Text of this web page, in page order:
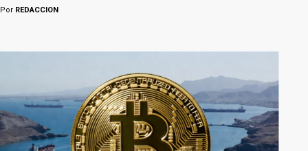
Por REDACCION